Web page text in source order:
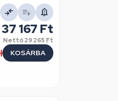
37 167 Ft
Nettó29 265 Ft
KOSÁRBA